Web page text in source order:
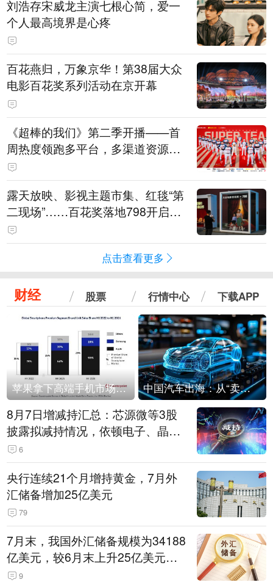
刘浩存宋威龙主演七根心简，爱一
个人最高境界是心疼
百花燕归，万象京华！第38届大众
电影百花奖系列活动在京开幕
《超棒的我们》第二季开播——首
周热度领跑多平台，多渠道资源加
持助推棒球文化出圈
露天放映、影视主题市集、红毯“第
二现场”……百花奖落地798开启城
市文化体验新场景
点击查看更多
财经 股票 行情中心 下载APP
苹果拿下高端手机市场65%的份额：iPhone 17系列功不可没 中国汽车出海：从“卖出去”到“走进去”
8月7日增减持汇总：芯源微等3股
披露拟减持情况，依顿电子、晶华
微拟增持（表）
6
央行连续21个月增持黄金，7月外
汇储备增加25亿美元
79
7月末，我国外汇储备规模为34188
亿美元，较6月末上升25亿美元，
升幅为0.07%
9